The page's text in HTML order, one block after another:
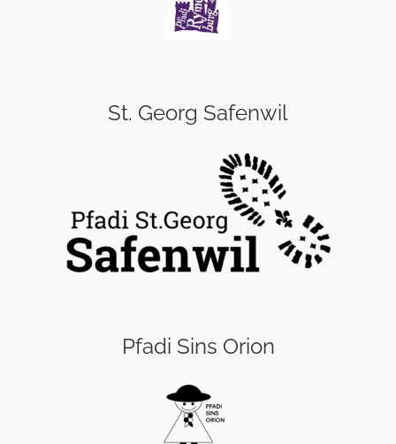
St. Georg Safenwil
Pfadi Sins Orion